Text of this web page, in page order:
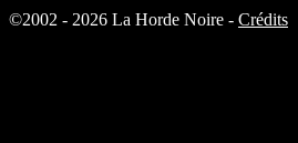
©2002 - 2026 La Horde Noire - Crédits